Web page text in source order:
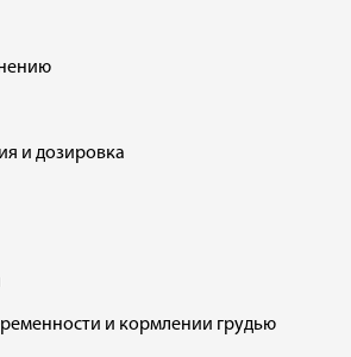
и дозировка
и кормлении грудью